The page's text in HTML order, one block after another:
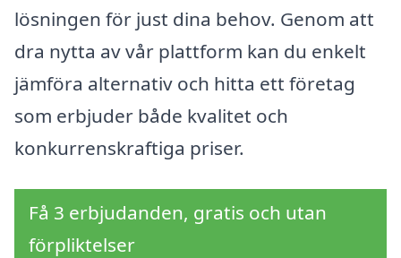
lösningen för just dina behov. Genom att
dra nytta av vår plattform kan du enkelt
jämföra alternativ och hitta ett företag
som erbjuder både kvalitet och
konkurrenskraftiga priser.
Få 3 erbjudanden, gratis och utan
förpliktelser